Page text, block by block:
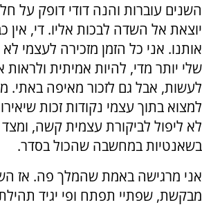
השנים עוברות והנה דודי דופק על
יוצאת אל השדה לבכות אליו. די, אין
אותנו. אני כל הזמן מזכירה לעצמי
שלי יותר מדי, להיות אמיתית
לעשות, אבל גם לזכור מאיפה באתי.
למצוא בתוך עצמי נקודות זכות
לא ליפול לביקורת עצמית קשה,
בשאנטיות במחשבה שהכול בסדר.
אני מרגישה באמת שהמלך פה. אז
מבקשת, שפתיי תפתח ופי יגיד